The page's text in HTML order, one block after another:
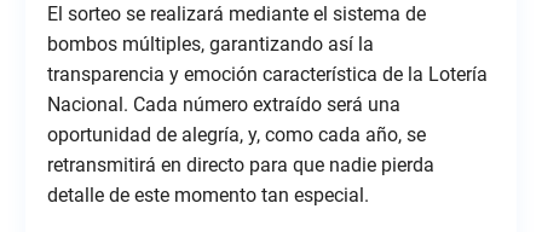
El sorteo se realizará mediante el sistema de
bombos múltiples, garantizando así la
transparencia y emoción característica de la Lotería
Nacional. Cada número extraído será una
oportunidad de alegría, y, como cada año, se
retransmitirá en directo para que nadie pierda
detalle de este momento tan especial.